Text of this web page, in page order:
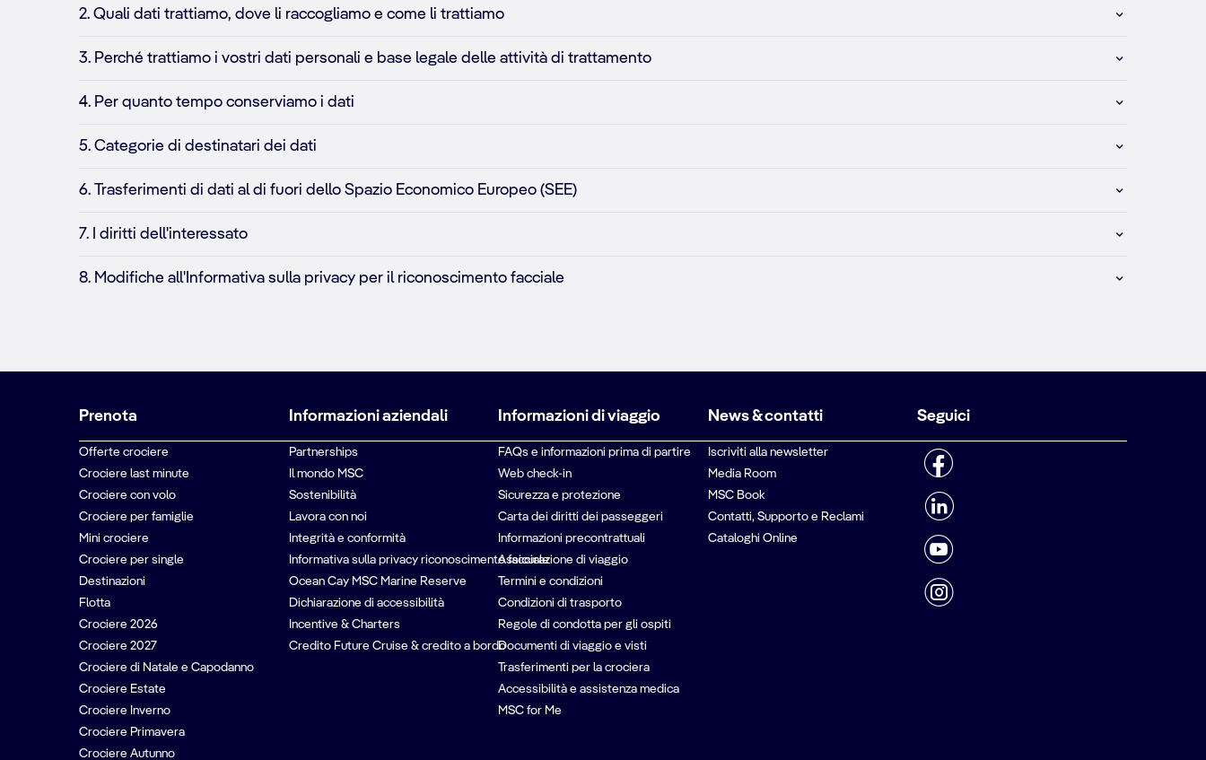
2. Quali dati trattiamo, dove li raccogliamo e come li trattiamo
3. Perché trattiamo i vostri dati personali e base legale delle attività di trattamento
4. Per quanto tempo conserviamo i dati
5. Categorie di destinatari dei dati
6. Trasferimenti di dati al di fuori dello Spazio Economico Europeo (SEE)
7. I diritti dell'interessato
8. Modifiche all'Informativa sulla privacy per il riconoscimento facciale
Prenota
Offerte crociere
Crociere last minute
Crociere con volo
Crociere per famiglie
Mini crociere
Crociere per single
Destinazioni
Flotta
Crociere 2026
Crociere 2027
Crociere di Natale e Capodanno
Crociere Estate
Crociere Inverno
Crociere Primavera
Crociere Autunno
Informazioni aziendali
Partnerships
Il mondo MSC
Sostenibilità
Lavora con noi
Integrità e conformità
Informativa sulla privacy riconoscimento facciale
Ocean Cay MSC Marine Reserve
Dichiarazione di accessibilità
Incentive & Charters
Credito Future Cruise & credito a bordo
Informazioni di viaggio
FAQs e informazioni prima di partire
Web check-in
Sicurezza e protezione
Carta dei diritti dei passeggeri
Informazioni precontrattuali
Assicurazione di viaggio
Termini e condizioni
Condizioni di trasporto
Regole di condotta per gli ospiti
Documenti di viaggio e visti
Trasferimenti per la crociera
Accessibilità e assistenza medica
MSC for Me
News & contatti
Iscriviti alla newsletter
Media Room
MSC Book
Contatti, Supporto e Reclami
Cataloghi Online
Seguici